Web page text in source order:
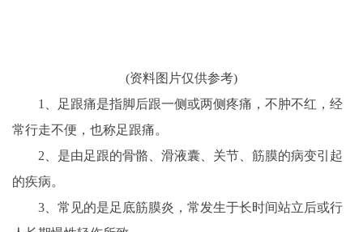
(资料图片仅供参考)
1、足跟痛是指脚后跟一侧或两侧疼痛，不肿不红，经
常行走不便，也称足跟痛。
2、是由足跟的骨骼、滑液囊、关节、筋膜的病变引起
的疾病。
3、常见的是足底筋膜炎，常发生于长时间站立后或行